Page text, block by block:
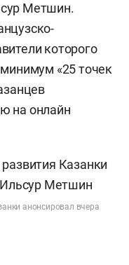
Метшин.
которого
«25 точек
на онлайн
анонсировал вчера